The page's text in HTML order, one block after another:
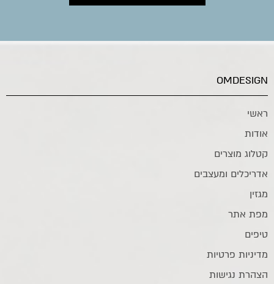
OMDESIGN
ראשי
אודות
קטלוג מוצרים
אדריכלים ומעצבים
מגזין
מפת אתר
טיפים
מדיניות פרטיות
הצהרת נגישות